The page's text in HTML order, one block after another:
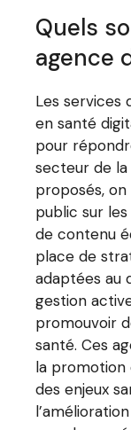
Quels
agence
Les services
en santé
pour
secteur de la
proposés,
public sur
de contenu
place de
adaptées au
gestion
promouvoir
santé. Ces
la promotion
des enjeux